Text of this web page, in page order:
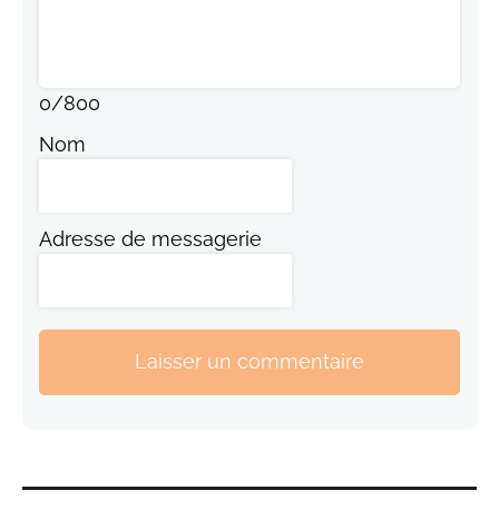
0/800
Nom
Adresse de messagerie
Laisser un commentaire